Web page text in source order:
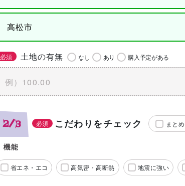
必須 土地の有無 なし あり 購入予定がある
2/3 必須 こだわりをチェック まと
機能
省エネ・エコ 高気密・高断熱 地震に強い